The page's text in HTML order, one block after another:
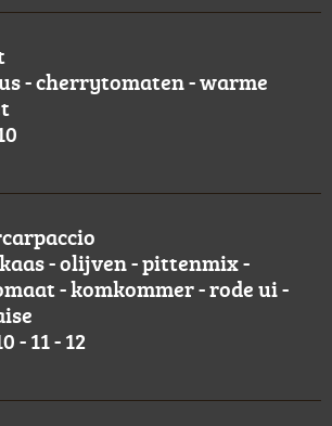
- cherrytomaten - warme
- olijven - pittenmix -
- komkommer - rode ui -
- 11 - 12